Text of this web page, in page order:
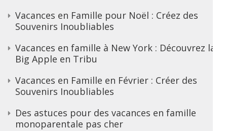
Vacances en Famille pour Noël : Créez des
Souvenirs Inoubliables
Vacances en famille à New York : Découvrez la
Big Apple en Tribu
Vacances en Famille en Février : Créer des
Souvenirs Inoubliables
Des astuces pour des vacances en famille
monoparentale pas cher